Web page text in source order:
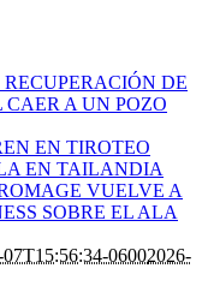
DE
A UN POZO
EN TIROTEO
EN TAILANDIA
VUELVE A
SOBRE EL ALA
07T15:56:34-06002026-